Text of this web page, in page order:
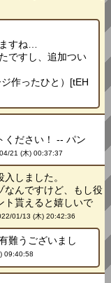
すね…
ですし、追加つい
作ったひと）[tEH
ください！ -- パン
21 (木) 00:37:37
しました。
なんですけど、もし役
ト貰えると嬉しいで
01/13 (木) 20:42:36
難うございまし
09:40:58